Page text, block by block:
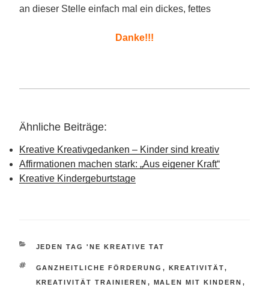
an dieser Stelle einfach mal ein dickes, fettes
Danke!!!
Ähnliche Beiträge:
Kreative Kreativgedanken – Kinder sind kreativ
Affirmationen machen stark: „Aus eigener Kraft“
Kreative Kindergeburtstage
KATEGORIEN
JEDEN TAG 'NE KREATIVE TAT
SCHLAGWÖRTER
GANZHEITLICHE FÖRDERUNG , KREATIVITÄT,
KREATIVITÄT TRAINIEREN , MALEN MIT KINDERN ,